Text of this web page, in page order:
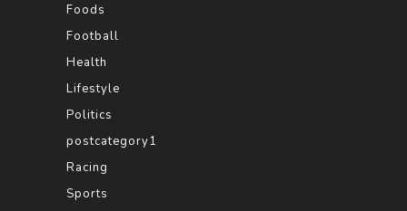
Foods
Football
Health
Lifestyle
Politics
postcategory1
Racing
Sports